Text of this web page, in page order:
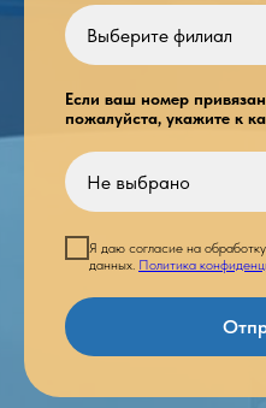
Если ваш номер
пожалуйста, укажите к
Я даю согласие на
данных. Политика